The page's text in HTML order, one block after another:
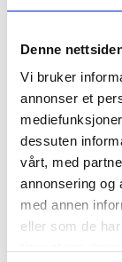
Denne
Vi bruker
annonser et
dessuten
vårt, med
annonsering og
med annen
eller som de
deg på nettstedet.
Formål:
Utvikle og
anvendes.
Beregne og
Gjøre det
Gjøre det
kunne